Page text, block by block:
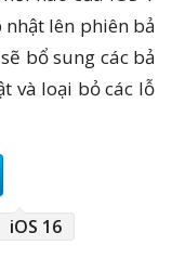
lên phiên bả
bổ sung các bả
và loại bỏ các lỗ
iOS 16